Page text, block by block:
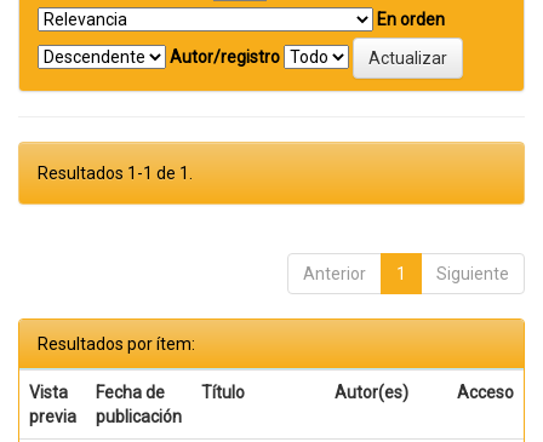
En orden
Autor/registro
Resultados 1-1 de 1.
Anterior 1 Siguiente
Resultados por ítem:
Vista
previa
Fecha de
publicación
Título Autor(es) Acceso